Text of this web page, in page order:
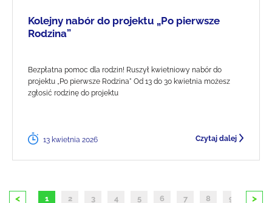
Kolejny nabór do projektu „Po pierwsze
Rodzina”
Bezpłatna pomoc dla rodzin! Ruszył kwietniowy nabór do
projektu „Po pierwsze Rodzina" Od 13 do 30 kwietnia możesz
zgłosić rodzinę do projektu
13 kwietnia 2026 Czytaj dalej
< 1 2 3 4 5 6 7 8 9 10
>